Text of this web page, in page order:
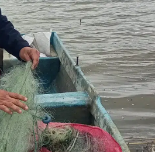
Edirne
Elazığ
Erzincan
Erzurum
Eskişehir
Gaziantep